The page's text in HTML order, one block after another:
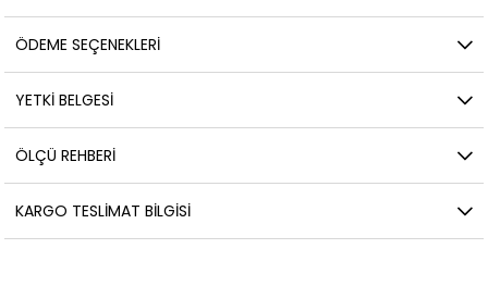
ÖDEME SEÇENEKLERI
YETKİ BELGESİ
ÖLÇÜ REHBERI
KARGO TESLIMAT BILGISI